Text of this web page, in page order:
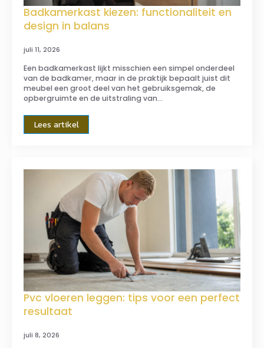
Badkamerkast kiezen: functionaliteit en
design in balans
juli 11, 2026
Een badkamerkast lijkt misschien een simpel onderdeel
van de badkamer, maar in de praktijk bepaalt juist dit
meubel een groot deel van het gebruiksgemak, de
opbergruimte en de uitstraling van…
Lees artikel
Pvc vloeren leggen: tips voor een perfect
resultaat
juli 8, 2026